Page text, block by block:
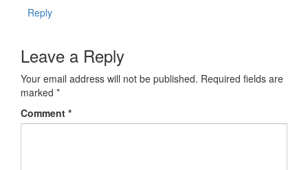
Reply
Leave a Reply
Your email address will not be published. Required fields are
marked *
Comment *